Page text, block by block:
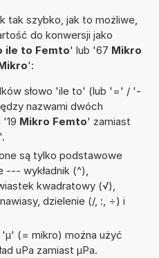
tak szybko, jak to możliwe,
do konwersji jako
ile to Femto' lub '67 Mikro
':
słowo 'ile to' (lub '=' / '-
nazwami dwóch
'19 Mikro Femto' zamiast
są tylko podstawowe
--- wykładnik (^),
kwadratowy (√),
dzielenie (/, :, ÷) i
(= mikro) można użyć
uPa zamiast µPa.